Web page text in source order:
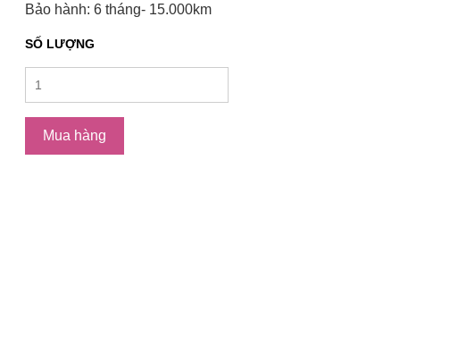
Bảo hành: 6 tháng- 15.000km
SỐ LƯỢNG
Mua hàng